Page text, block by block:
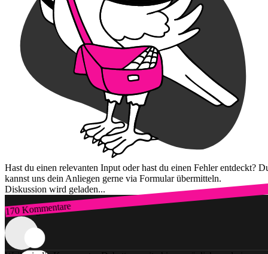
Hast du einen relevanten Input oder hast du einen Fehler entdeckt?
kannst uns dein Anliegen gerne via Formular übermitteln.
Diskussion wird geladen...
170 Kommentare
Zum Login